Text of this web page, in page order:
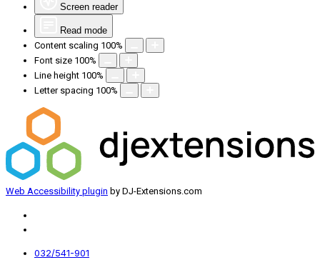
Screen reader
Read mode
Content scaling 100%
Font size 100%
Line height 100%
Letter spacing 100%
Web Accessibility plugin by DJ-Extensions.com
032/541-901